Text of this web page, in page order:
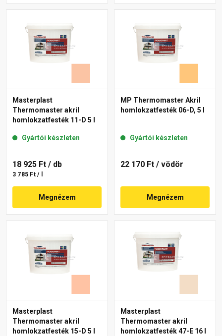
Masterplast
Thermomaster akril
homlokzatfesték 11-D 5 l
Gyártói készleten
18 925 Ft / db
3 785 Ft / l
Megnézem
MP Thermomaster Akril
homlokzatfesték 06-D, 5 l
Gyártói készleten
22 170 Ft / vödör
Megnézem
Masterplast
Thermomaster akril
homlokzatfesték 15-D 5 l
Masterplast
Thermomaster akril
homlokzatfesték 47-E 16 l